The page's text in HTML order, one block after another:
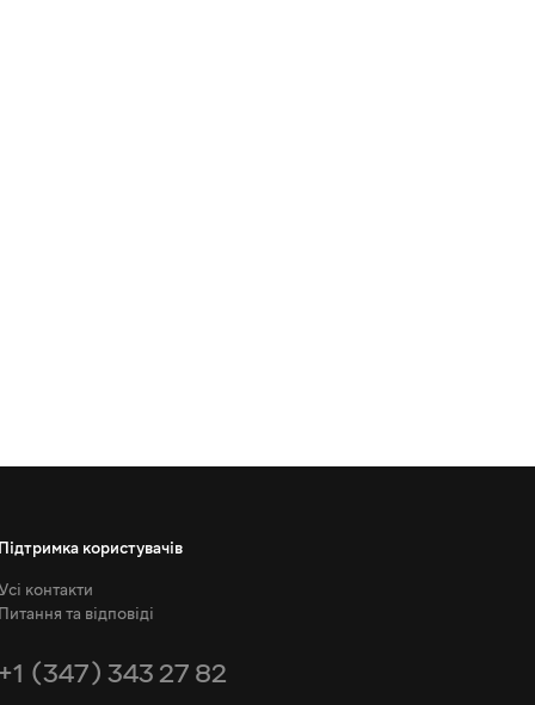
Підтримка користувачів
контакти
Питання та відповіді
+1 (347) 343 27 82